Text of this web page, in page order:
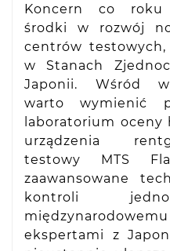
Koncern co roku
środki w rozwój
centrów testowych,
w Stanach
Japonii. Wśród
warto wymienić
laboratorium oceny
urządzenia
testowy MTS
zaawansowane
kontroli
ekspertami z